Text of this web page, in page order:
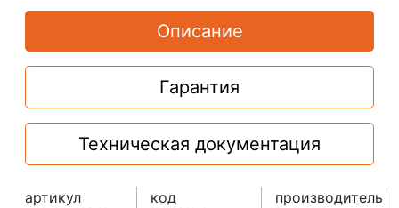
Описание
Гарантия
Техническая документация
артикул
код
производитель